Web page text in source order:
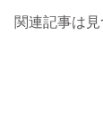
関連記事は見